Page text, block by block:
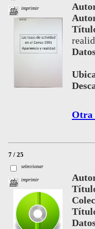
imprimir
Otra
7 / 25
seleccionar
imprimir